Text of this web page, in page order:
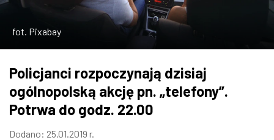
W RZESZOWIE
fot. Pixabay
Policjanci rozpoczynają dzisiaj
ogólnopolską akcję pn. „telefony”.
Potrwa do godz. 22.00
Dodano: 25.01.2019 r.